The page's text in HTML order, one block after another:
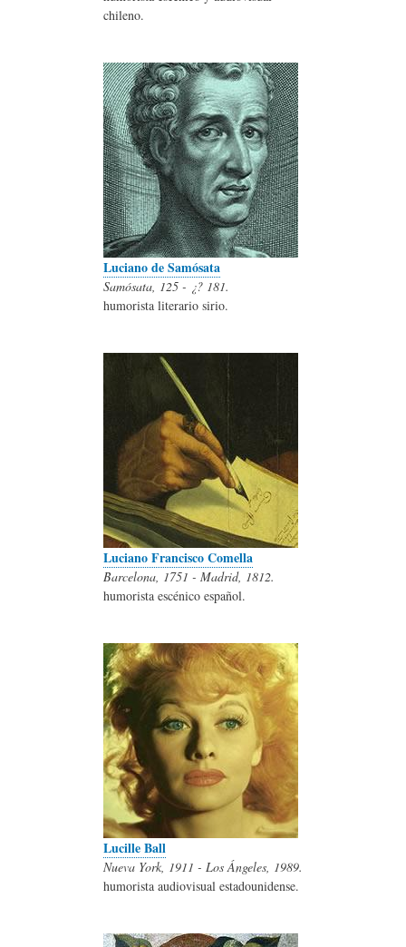
chileno.
Luciano de Samósata
Samósata, 125 - ¿? 181.
humorista literario sirio.
Luciano Francisco Comella
Barcelona, 1751 - Madrid, 1812.
humorista escénico español.
Lucille Ball
Nueva York, 1911 - Los Ángeles, 1989.
humorista audiovisual estadounidense.